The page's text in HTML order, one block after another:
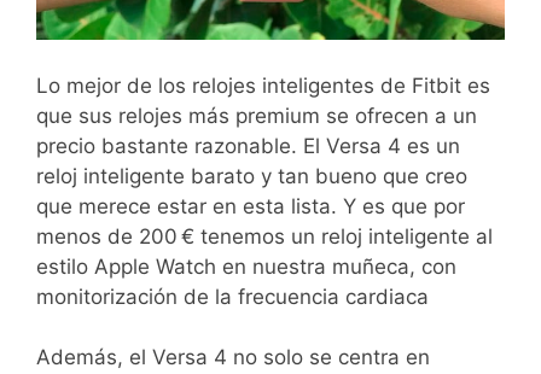
Lo mejor de los relojes inteligentes de Fitbit es
que sus relojes más premium se ofrecen a un
precio bastante razonable. El Versa 4 es un
reloj inteligente barato y tan bueno que creo
que merece estar en esta lista. Y es que por
menos de 200 € tenemos un reloj inteligente al
estilo Apple Watch en nuestra muñeca, con
monitorización de la frecuencia cardiaca
Además, el Versa 4 no solo se centra en